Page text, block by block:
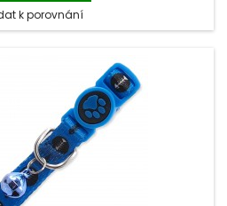
k porovnání